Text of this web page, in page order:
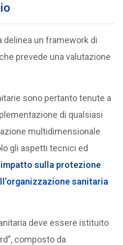
delinea un framework di
prevede una valutazione
sono pertanto tenute a
di qualsiasi
multidimensionale
gli aspetti tecnici ed
sulla protezione
sanitaria
deve essere istituito
composto da